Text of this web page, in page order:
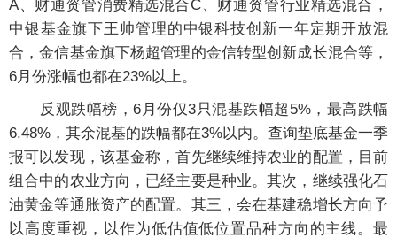
A、财通资管消费精选混合C、财通资管行业精选混合，
中银基金旗下王帅管理的中银科技创新一年定期开放混
合，金信基金旗下杨超管理的金信转型创新成长混合等，
6月份涨幅也都在23%以上。
反观跌幅榜，6月份仅3只混基跌幅超5%，最高跌幅
6.48%，其余混基的跌幅都在3%以内。查询垫底基金一季
报可以发现，该基金称，首先继续维持农业的配置，目前
组合中的农业方向，已经主要是种业。其次，继续强化石
油黄金等通胀资产的配置。其三，会在基建稳增长方向予
以高度重视，以作为低估值低位置品种方向的主线。最